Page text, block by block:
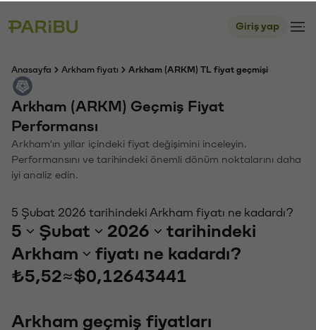
Giriş yap
Anasayfa Arkham fiyatı Arkham (ARKM) TL fiyat geçmişi
Arkham (ARKM) Geçmiş Fiyat
Performansı
Arkham'ın yıllar içindeki fiyat değişimini inceleyin.
Performansını ve tarihindeki önemli dönüm noktalarını daha
iyi analiz edin.
5 Şubat 2026 tarihindeki Arkham fiyatı ne kadardı?
5 Şubat 2026
tarihindeki
Arkham
fiyatı ne kadardı?
₺5,52≈$0,12643441
Arkham geçmiş fiyatları